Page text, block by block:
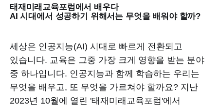
태재미래교육포럼에서 배우다
AI 시대에서 성공하기 위해서는 무엇을 배워야 할까?
세상은 인공지능(AI) 시대로 빠르게 전환되고
있습니다. 교육은 그중 가장 크게 영향을 받는 분야
중 하나입니다. 인공지능과 함께 학습하는 우리는
무엇을 배우고, 또 무엇을 가르쳐야 할까요? 지난
2023년 10월에 열린 '태재미래교육포럼'에서